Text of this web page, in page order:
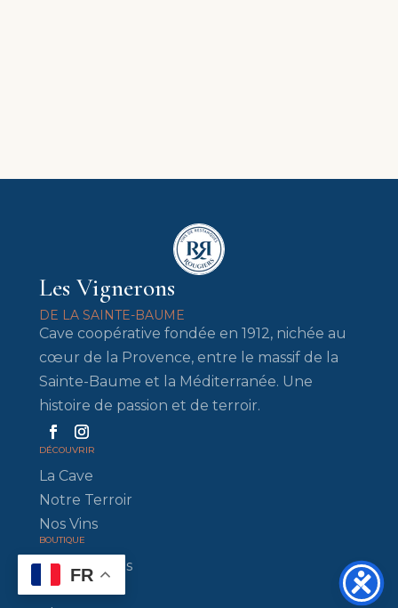
Les Vignerons
DE LA SAINTE-BAUME
Cave coopérative fondée en 1912, nichée au
cœur de la Provence, entre le massif de la
Sainte-Baume et la Méditerranée. Une
histoire de passion et de terroir.
DÉCOUVRIR
La Cave
Notre Terroir
Nos Vins
BOUTIQUE
Tous nos vins
Rosés
FR